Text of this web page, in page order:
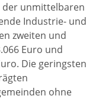
der unmittelbaren
Industrie- und
zweiten und
Euro und
Die geringsten
ohne